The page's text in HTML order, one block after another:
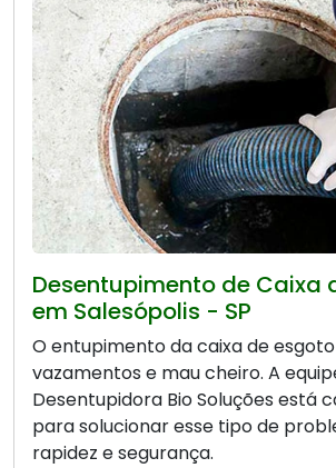
Desentupimento de Caixa
em Salesópolis - SP
O entupimento da caixa de
vazamentos e mau cheiro. A
Desentupidora Bio Soluções está
para solucionar esse tipo de
rapidez e segurança.